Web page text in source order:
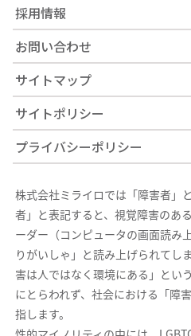
採用情報
お問い合わせ
サイトマップ
サイトポリシー
プライバシーポリシー
株式会社ミライロでは「障害者」
者」と表記すると、視覚障害のあ
ーダー（コンピュータの画面読み
りがいしゃ」と読み上げられてし
害は人ではなく環境にある」とい
にとらわれず、社会における「障
指します。